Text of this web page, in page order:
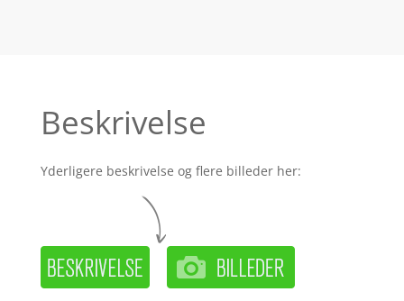
Beskrivelse
Yderligere beskrivelse og flere billeder her: